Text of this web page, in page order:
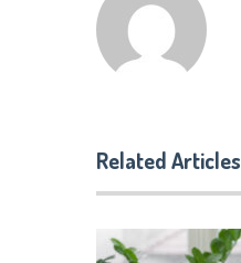
Related Articles